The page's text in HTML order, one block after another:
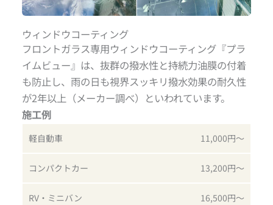
ウィンドウコーティング
フロントガラス専用ウィンドウコーティング『プラ
イムビュー』は、抜群の撥水性と持続力油膜の付着
も防止し、雨の日も視界スッキリ撥水効果の耐久性
が2年以上（メーカー調べ）といわれています。
施工例
軽自動車 11,000円〜
コンパクトカー 13,200円〜
RV・ミニバン 16,500円〜